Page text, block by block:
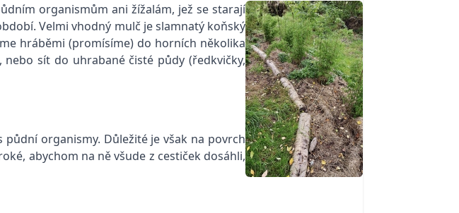
organismům ani žížalám, jež se starají
Velmi vhodný mulč je slamnatý koňský
hráběmi (promísíme) do horních několika
sít do uhrabané čisté půdy (ředkvičky,
půdní organismy. Důležité je však na povrch
abychom na ně všude z cestiček dosáhli,